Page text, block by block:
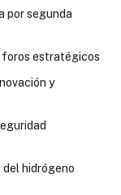
por segunda
foros estratégicos
y
hidrógeno